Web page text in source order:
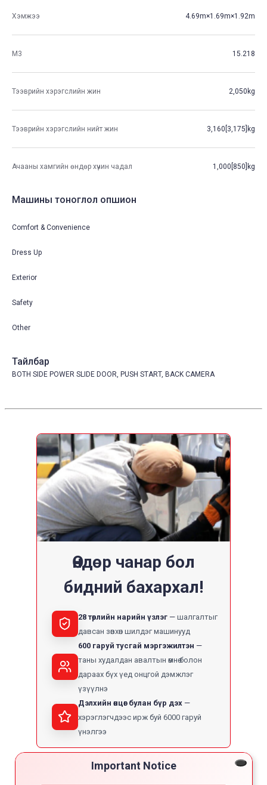
Important Notice
Хэмжээ 4.69m×1.69m×1.92m
М3 15.218
Тээврийн хэрэгслийн жин 2,050kg
Тээврийн хэрэгслийн нийт жин 3,160[3,175]kg
Ачааны хамгийн өндөр хүчин чадал 1,000[850]kg
Машины тоноглол опшион
Comfort & Convenience
Dress Up
Exterior
Safety
Other
Тайлбар
BOTH SIDE POWER SLIDE DOOR, PUSH START, BACK CAMERA
Өндөр чанар бол
бидний бахархал!
28 төрлийн нарийн үзлэг
шалгалтыг
давсан зөвхөн шилдэг машинууд
600 гаруй тусгай мэргэжилтэн
таны худалдан авалтын өмнө болон
дараах бүх үед онцгой дэмжлэг
үзүүлнэ
Дэлхийн өнцөг булан бүр дэх
хэрэглэгчдээс ирж буй 6000 гаруй
үнэлгээ